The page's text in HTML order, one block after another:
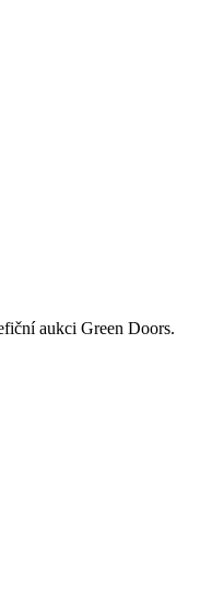
aukci Green Doors.